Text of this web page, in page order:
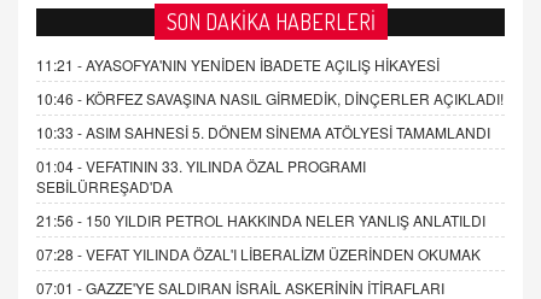
SON DAKİKA HABERLERİ
11:21 -AYASOFYA'NIN YENİDEN İBADETE AÇILIŞ HİKAYESİ
10:46 - KÖRFEZ SAVAŞINA NASIL GİRMEDİK, DİNÇERLER AÇIKLADI!
10:33 -ASIM SAHNESİ 5. DÖNEM SİNEMA ATÖLYESİ TAMAMLANDI
01:04 -VEFATININ 33. YILINDA ÖZAL PROGRAMI
SEBİLÜRREŞAD'DA
21:56 - 150 YILDIR PETROL HAKKINDA NELER YANLIŞ ANLATILDI
07:28 -VEFAT YILINDA ÖZAL'I LİBERALİZM ÜZERİNDEN OKUMAK
07:01 -GAZZE'YE SALDIRAN İSRAİL ASKERİNİN İTİRAFLARI